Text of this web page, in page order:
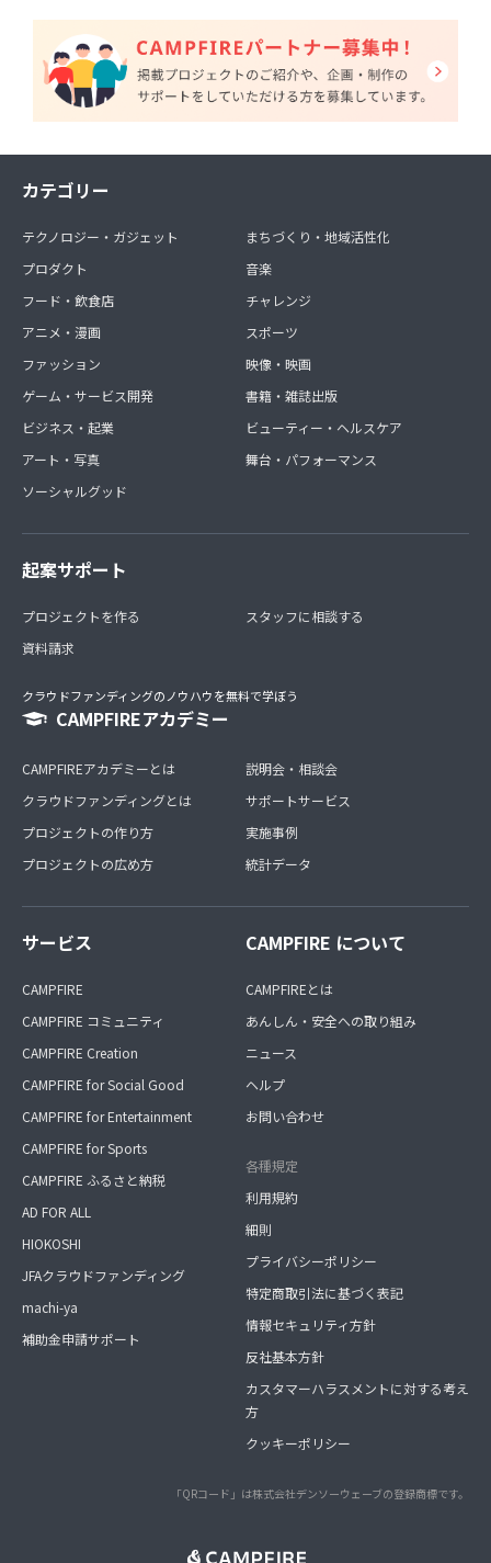
カテゴリー
テクノロジー・ガジェット
プロダクト
フード・飲食店
アニメ・漫画
ファッション
ゲーム・サービス開発
ビジネス・起業
アート・写真
ソーシャルグッド
まちづくり・地域活性化
音楽
チャレンジ
スポーツ
映像・映画
書籍・雑誌出版
ビューティー・ヘルスケア
舞台・パフォーマンス
起案サポート
プロジェクトを作る
資料請求
スタッフに相談する
クラウドファンディングのノウハウを無料で学ぼう
CAMPFIREアカデミー
CAMPFIREアカデミーとは
クラウドファンディングとは
プロジェクトの作り方
プロジェクトの広め方
説明会・相談会
サポートサービス
実施事例
統計データ
サービス
CAMPFIRE
CAMPFIRE コミュニティ
CAMPFIRE Creation
CAMPFIRE for Social Good
CAMPFIRE for Entertainment
CAMPFIRE for Sports
CAMPFIRE ふるさと納税
AD FOR ALL
HIOKOSHI
JFAクラウドファンディング
machi-ya
補助金申請サポート
CAMPFIRE について
CAMPFIREとは
あんしん・安全への取り組み
ニュース
ヘルプ
お問い合わせ
各種規定
利用規約
細則
プライバシーポリシー
特定商取引法に基づく表記
情報セキュリティ方針
反社基本方針
カスタマーハラスメントに対する考え
方
クッキーポリシー
「QRコード」は株式会社デンソーウェーブの登録商標です。